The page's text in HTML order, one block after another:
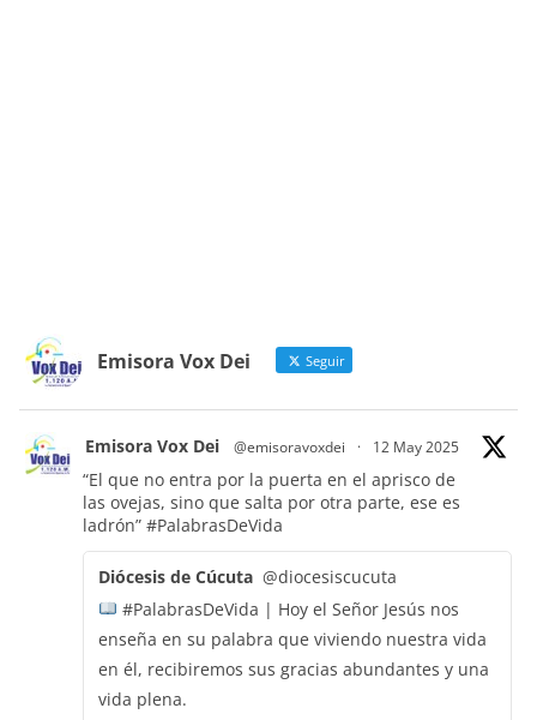
Emisora Vox Dei Seguir
Emisora Vox Dei @emisoravoxdei · 12 May 2025
“El que no entra por la puerta en el aprisco de
las ovejas, sino que salta por otra parte, ese es
ladrón” #PalabrasDeVida
Diócesis de Cúcuta @diocesiscucuta
#PalabrasDeVida | Hoy el Señor Jesús nos
enseña en su palabra que viviendo nuestra vida
en él, recibiremos sus gracias abundantes y una
vida plena.